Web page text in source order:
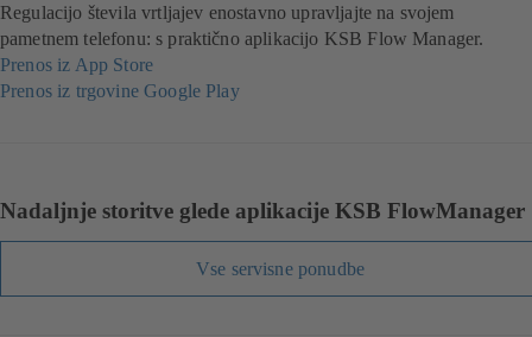
Regulacijo števila vrtljajev enostavno upravljajte na svojem
pametnem telefonu: s praktično aplikacijo KSB Flow Manager.
Prenos iz App Store
o
s
e
n
Prenos iz trgovine Google Play(
e
s
e
v
Nadaljnje storitve glede aplikacije KSB FlowManager
Vse servisne ponudbe